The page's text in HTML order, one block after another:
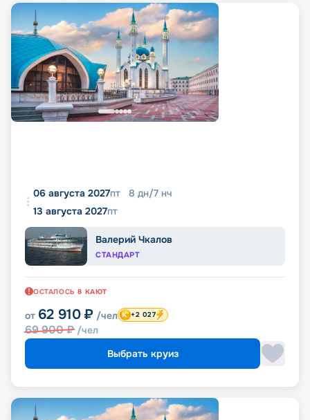
06 августа 2027пт 8 дн/7 нч
13 августа 2027пт
Валерий Чкалов
СТАНДАРТ
ОСТАЛОСЬ 8 КАЮТ
от 62 910 ₽ /чел
69 900₽ /чел
+2 027
Выбрать круиз